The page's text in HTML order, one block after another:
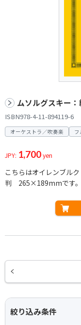
ムソルグスキー：
ISBN978-4-11-894119-6
オーケストラ／吹奏楽 フ
JPY: 1,700yen
こちらはオイレンブル
判 265×189mmです。
絞り込み条件